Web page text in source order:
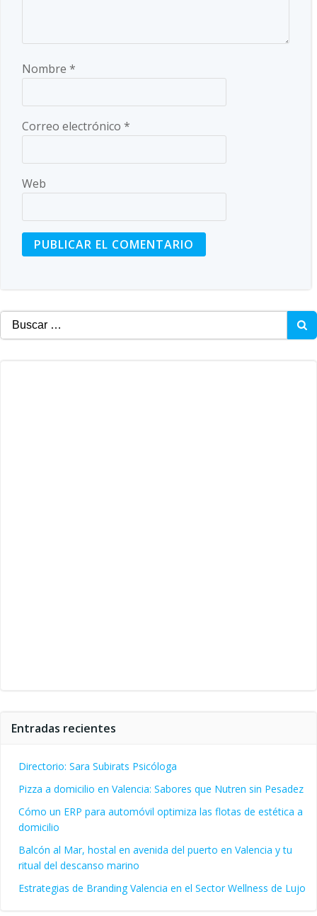
Nombre *
Correo electrónico *
Web
Buscar:
Entradas recientes
Directorio: Sara Subirats Psicóloga
Pizza a domicilio en Valencia: Sabores que Nutren sin Pesadez
Cómo un ERP para automóvil optimiza las flotas de estética a
domicilio
Balcón al Mar, hostal en avenida del puerto en Valencia y tu
ritual del descanso marino
Estrategias de Branding Valencia en el Sector Wellness de Lujo